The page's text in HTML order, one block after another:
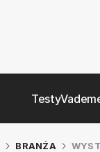
Testy
BRANŻA